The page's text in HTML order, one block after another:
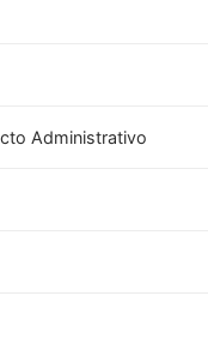
Administrativo